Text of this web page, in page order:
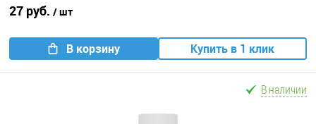
27 руб. / шт
В корзину Купить в 1 клик
В наличии